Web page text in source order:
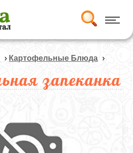
› Картофельные Блюда ›
запеканка